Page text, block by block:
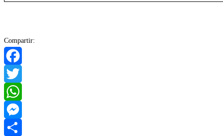
Compartir:
Facebook
Twitter
WhatsApp
Messenger